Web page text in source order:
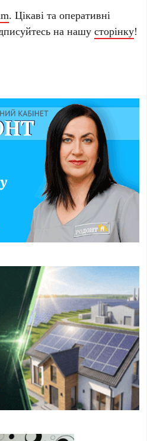
. Цікаві та оперативні
на нашусторінку!